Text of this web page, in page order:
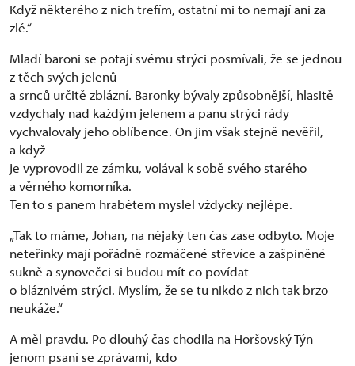
Když některého z nich trefím, ostatní mi to nemají ani za
zlé.“
Mladí baroni se potají svému strýci posmívali, že se jednou
z těch svých jelenů
a srnců určitě zblázní. Baronky bývaly způsobnější, hlasitě
vzdychaly nad každým jelenem a panu strýci rády
vychvalovaly jeho oblíbence. On jim však stejně nevěřil,
a když
je vyprovodil ze zámku, volával k sobě svého starého
a věrného komorníka.
Ten to s panem hrabětem myslel vždycky nejlépe.
„Tak to máme, Johan, na nějaký ten čas zase odbyto. Moje
neteřinky mají pořádně rozmáčené střevíce a zašpiněné
sukně a synovečci si budou mít co povídat
o bláznivém strýci. Myslím, že se tu nikdo z nich tak brzo
neukáže.“
A měl pravdu. Po dlouhý čas chodila na Horšovský Týn
jenom psaní se zprávami, kdo